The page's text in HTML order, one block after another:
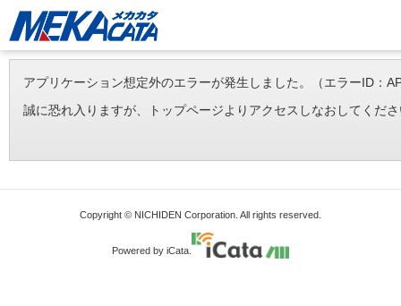
アプリケーション想定外のエラーが発生しました。（エラーID：
誠に恐れ入りますが、トップページよりアクセスしなおしてくだ
Copyright © NICHIDEN Corporation. All rights reserved.
Powered by iCata.